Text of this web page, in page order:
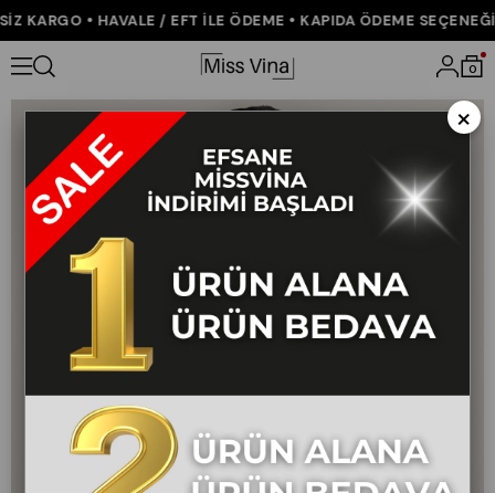
KARGO • HAVALE / EFT İLE ÖDEME • KAPIDA ÖDEME SEÇENEĞİ
0
Anasayfa ÇOK SATANLAR Beli Lastikli Çizgili Kısa Gömlek 70069
×